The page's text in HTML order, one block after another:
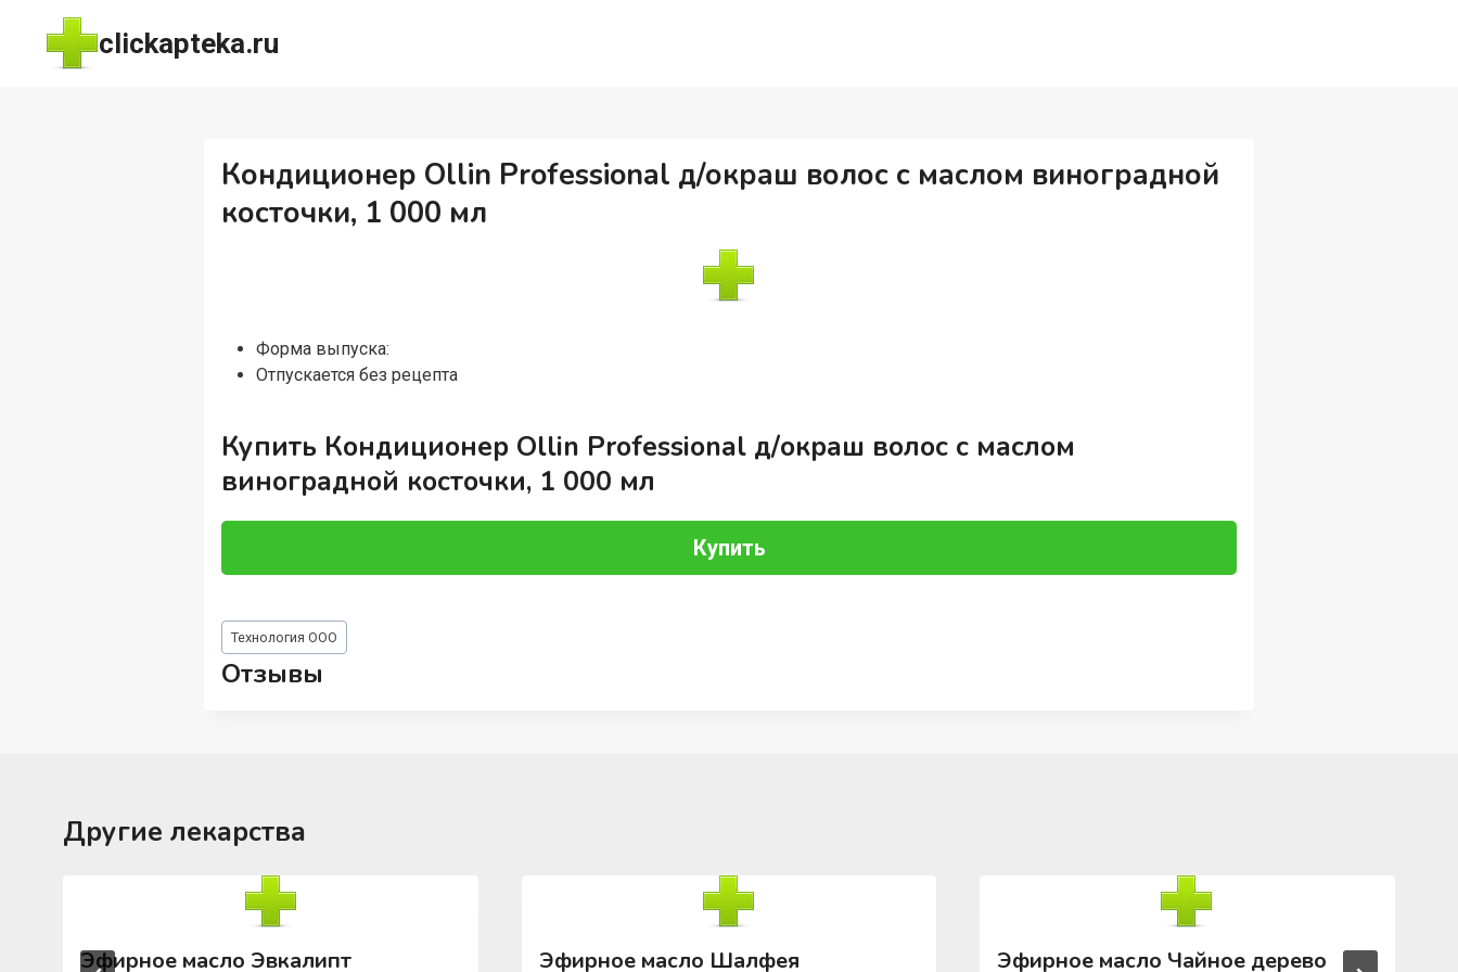
Перейти
содержимому
clickapteka.ru
Кондиционер Ollin Professional д/окраш волос с маслом виноградной
косточки, 1 000 мл
Форма выпуска:
Отпускается без рецепта
Купить Кондиционер Ollin Professional д/окраш волос с маслом
виноградной косточки, 1 000 мл
Купить
Метки
записи:
Технология ООО
Отзывы
Другие лекарства
Эфирное масло Эвкалипт Эфирное масло Шалфея Эфирное масло Чайное дерево